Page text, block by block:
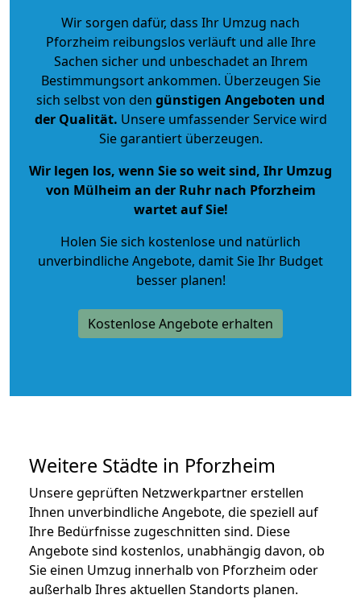
Wir sorgen dafür, dass Ihr Umzug nach
Pforzheim reibungslos verläuft und alle Ihre
Sachen sicher und unbeschadet an Ihrem
Bestimmungsort ankommen. Überzeugen Sie
sich selbst von den günstigen Angeboten und
der Qualität. Unsere umfassender Service wird
Sie garantiert überzeugen.
Wir legen los, wenn Sie so weit sind, Ihr Umzug
von Mülheim an der Ruhr nach Pforzheim
wartet auf Sie!
Holen Sie sich kostenlose und natürlich
unverbindliche Angebote, damit Sie Ihr Budget
besser planen!
Kostenlose Angebote erhalten
Weitere Städte in Pforzheim
Unsere geprüften Netzwerkpartner erstellen
Ihnen unverbindliche Angebote, die speziell auf
Ihre Bedürfnisse zugeschnitten sind. Diese
Angebote sind kostenlos, unabhängig davon, ob
Sie einen Umzug innerhalb von Pforzheim oder
außerhalb Ihres aktuellen Standorts planen.